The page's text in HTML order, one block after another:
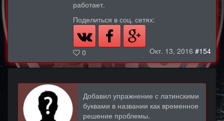
работает.
Поделиться в соц. сетях:
0 Окт. 13, 2016 #154
Добавил упражнение с латинскими
буквами в названии как временное
решение проблемы.